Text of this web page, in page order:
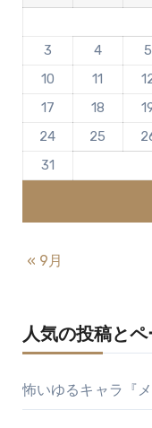
3
4 5
10
11
17
18
24
25
31
« 9月
人気の投稿とペ
怖いゆるキャラ『メ